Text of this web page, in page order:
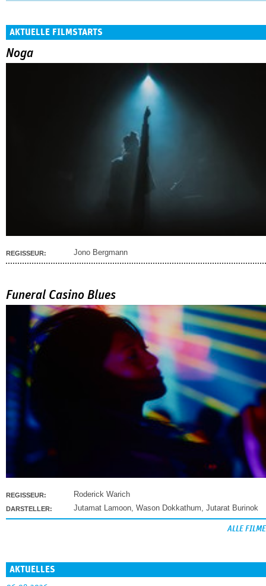
AKTUELLE FILMSTARTS
Noga
REGISSEUR: Jono Bergmann
Funeral Casino Blues
REGISSEUR: Roderick Warich
DARSTELLER: Jutamat Lamoon, Wason Dokkathum, Jutarat Burinok
ALLE FILME
AKTUELLES